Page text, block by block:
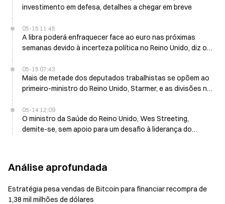
investimento em defesa, detalhes a chegar em breve
05-15 11:45
A libra poderá enfraquecer face ao euro nas próximas
semanas devido à incerteza política no Reino Unido, diz o
05-15 07:43
Mais de metade dos deputados trabalhistas se opõem ao
primeiro-ministro do Reino Unido, Starmer, e as divisões no
05-14 12:09
O ministro da Saúde do Reino Unido, Wes Streeting,
demite-se, sem apoio para um desafio à liderança do
Análise aprofundada
Estratégia pesa vendas de Bitcoin para financiar recompra de
1,38 mil milhões de dólares